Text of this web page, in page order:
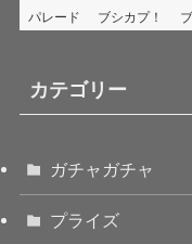
パレード
ブシカプ！
カテゴリー
ガチャガチャ
プライズ